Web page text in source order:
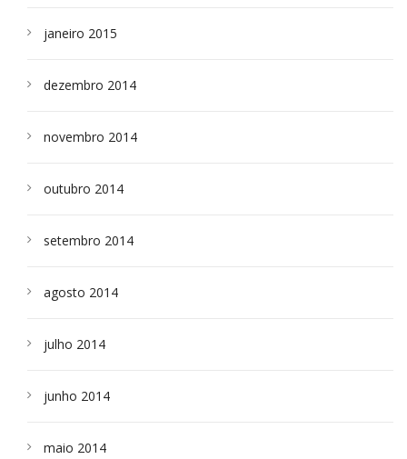
janeiro 2015
dezembro 2014
novembro 2014
outubro 2014
setembro 2014
agosto 2014
julho 2014
junho 2014
maio 2014